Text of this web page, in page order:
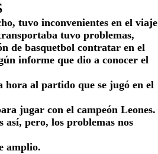
tuvo inconvenientes en el viaje
tuvo problemas,
de basquetbol contratar en el
informe que dio a conocer el
hora al partido que se jugó en el
jugar con el campeón Leones.
así, pero, los problemas nos
amplio.